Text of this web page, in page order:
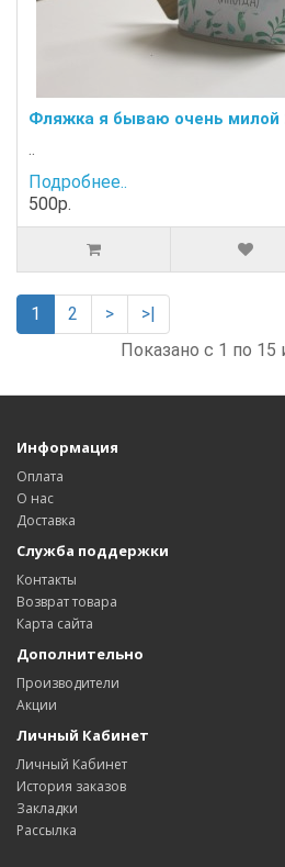
Фляжка я бываю очень милой
..
Подробнее..
500р.
1 2 >
>|
Показано с 1 по 15
Информация
Оплата
О нас
Доставка
Служба поддержки
Контакты
Возврат товара
Карта сайта
Дополнительно
Производители
Акции
Личный Кабинет
Личный Кабинет
История заказов
Закладки
Рассылка